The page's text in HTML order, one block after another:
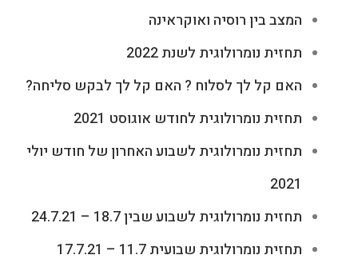
המצב בין רוסיה ואוקראינה
תחזית נומרולוגית לשנת 2022
האם קל לך לסלוח ? האם קל לך לבקש סליחה?
תחזית נומרולוגית לחודש אוגוסט 2021
תחזית נומרולוגית לשבוע האחרון של חודש יולי
2021
תחזית נומרולוגית לשבוע שבין 18.7 – 24.7.21
תחזית נומרולוגית שבועית 11.7 – 17.7.21